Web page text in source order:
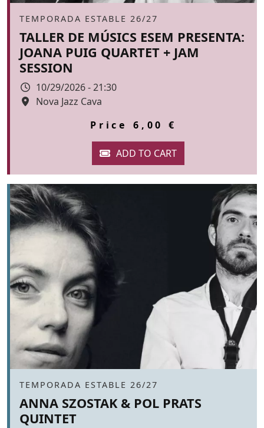
Àmbit
TEMPORADA ESTABLE 26/27
TALLER DE MÚSICS ESEM PRESENTA:
JOANA PUIG QUARTET + JAM
SESSION
Data
10/29/2026 - 21:30
Espai
Nova Jazz Cava
Price 6,00 €
Àmbit
TEMPORADA ESTABLE 26/27
ANNA SZOSTAK & POL PRATS
QUINTET